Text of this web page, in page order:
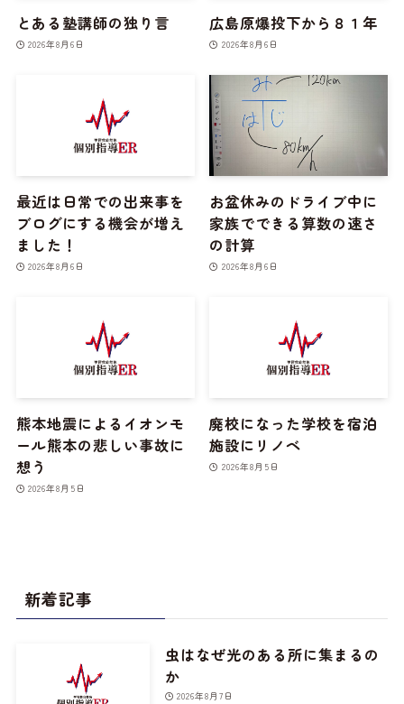
とある塾講師の独り言
2026年8月6日
広島原爆投下から８１年
2026年8月6日
最近は日常での出来事を
ブログにする機会が増え
ました！
2026年8月6日
お盆休みのドライブ中に
家族でできる算数の速さ
の計算
2026年8月6日
熊本地震によるイオンモ
ール熊本の悲しい事故に
想う
2026年8月5日
廃校になった学校を宿泊
施設にリノベ
2026年8月5日
新着記事
虫はなぜ光のある所に集まるの
か
2026年8月7日